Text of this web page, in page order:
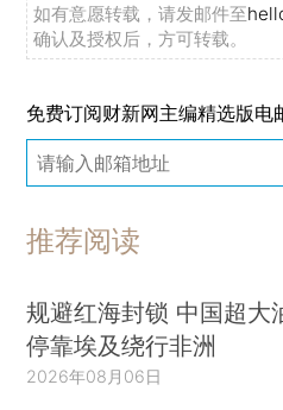
如有意愿转载，请发邮件至
确认及授权后，方可转载。
免费订阅财新网主编精选版电
推荐阅读
规避红海封锁 中国超大
停靠埃及绕行非洲
2026年08月06日